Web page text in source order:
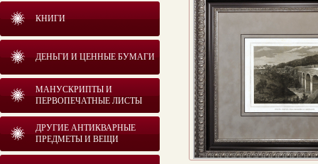
КНИГИ
ДЕНЬГИ И ЦЕННЫЕ БУМАГИ
МАНУСКРИПТЫ И
ПЕРВОПЕЧАТНЫЕ ЛИСТЫ
ДРУГИЕ АНТИКВАРНЫЕ
ПРЕДМЕТЫ И ВЕЩИ